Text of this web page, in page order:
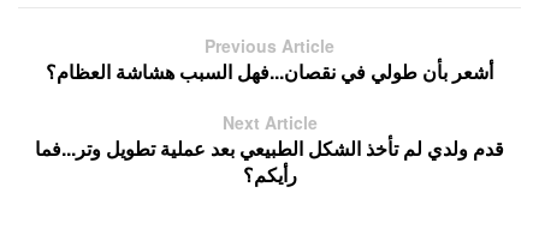
Previous Article
أشعر بأن طولي في نقصان...فهل السبب هشاشة العظام؟
Next Article
قدم ولدي لم تأخذ الشكل الطبيعي بعد عملية تطويل وتر...فما
رأيكم؟